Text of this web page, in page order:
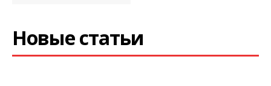
Новые статьи